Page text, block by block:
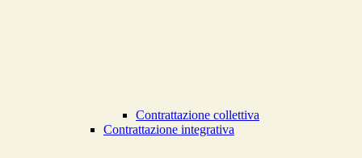
Contrattazione collettiva
Contrattazione integrativa